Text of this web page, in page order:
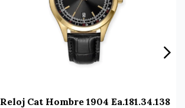
Reloj Cat Hombre 1904 Ea.181.34.138